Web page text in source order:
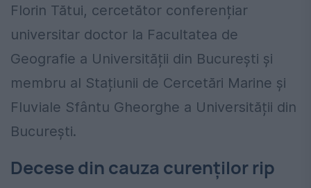
Florin Tătui, cercetător conferențiar
universitar doctor la Facultatea de
Geografie a Universității din București și
membru al Stațiunii de Cercetări Marine și
Fluviale Sfântu Gheorghe a Universității din
București.
Decese din cauza curenților rip